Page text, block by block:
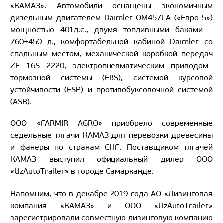
«КАМАЗ». Автомобили оснащены экономичным
дизельным двигателем Daimler OM457LA («Евро-5»)
мощностью 401л.с., двумя топливными баками –
760+450 л., комфортабельной кабиной Daimler со
спальным местом, механической коробкой передач
ZF 16S 2220, электропневматическим приводом
тормозной системы (EBS), системой курсовой
устойчивости (ESP) и противобуксовочной системой
(ASR).
ООО «FARMIR AGRO» приобрело современные
седельные тягачи КАМАЗ для перевозки древесины
и фанеры по странам СНГ. Поставщиком тягачей
КАМАЗ выступил официальный дилер ООО
«UzAutoTrailer» в городе Самарканде.
Напомним, что в декабре 2019 года АО «Лизинговая
компания «КАМАЗ» и ООО «UzAutoTrailer»
зарегистрировали совместную лизинговую компанию